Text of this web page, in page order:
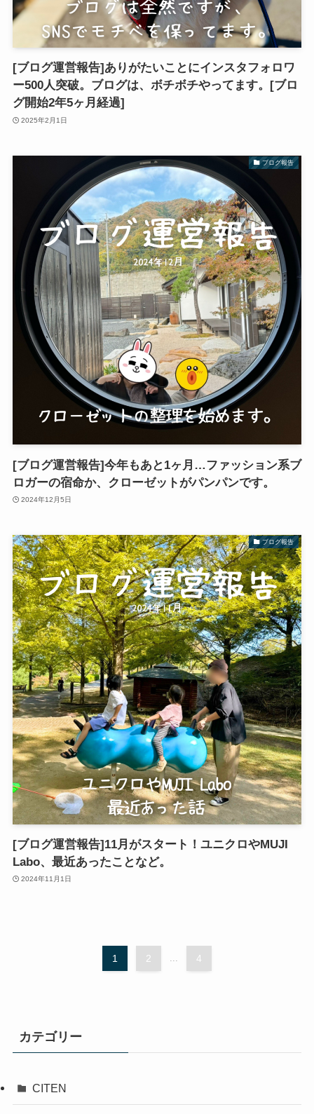
[ブログ運営報告]ありがたいことにインスタフォロワ
ー500人突破。ブログは、ボチボチやってます。[ブロ
グ開始2年5ヶ月経過]
2025年2月1日
ブログ報告
[ブログ運営報告]今年もあと1ヶ月…ファッション系ブ
ロガーの宿命か、クローゼットがパンパンです。
2024年12月5日
ブログ報告
[ブログ運営報告]11月がスタート！ユニクロやMUJI
Labo、最近あったことなど。
2024年11月1日
1 2 ... 4
カテゴリー
CITEN